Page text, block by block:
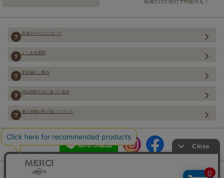
会員だけの先行予約販売も！
会員ステージについて
よくある質問
実店舗のご案内
特定商取引法に基づく表示
個人情報の取り扱いについて